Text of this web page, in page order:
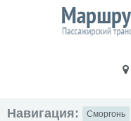
Навигация: Сморгонь